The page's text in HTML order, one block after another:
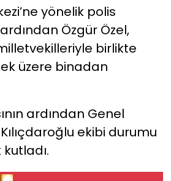
yönelik polis
Özgür Özel,
birlikte
üzere binadan
ardından Genel
ekibi durumu